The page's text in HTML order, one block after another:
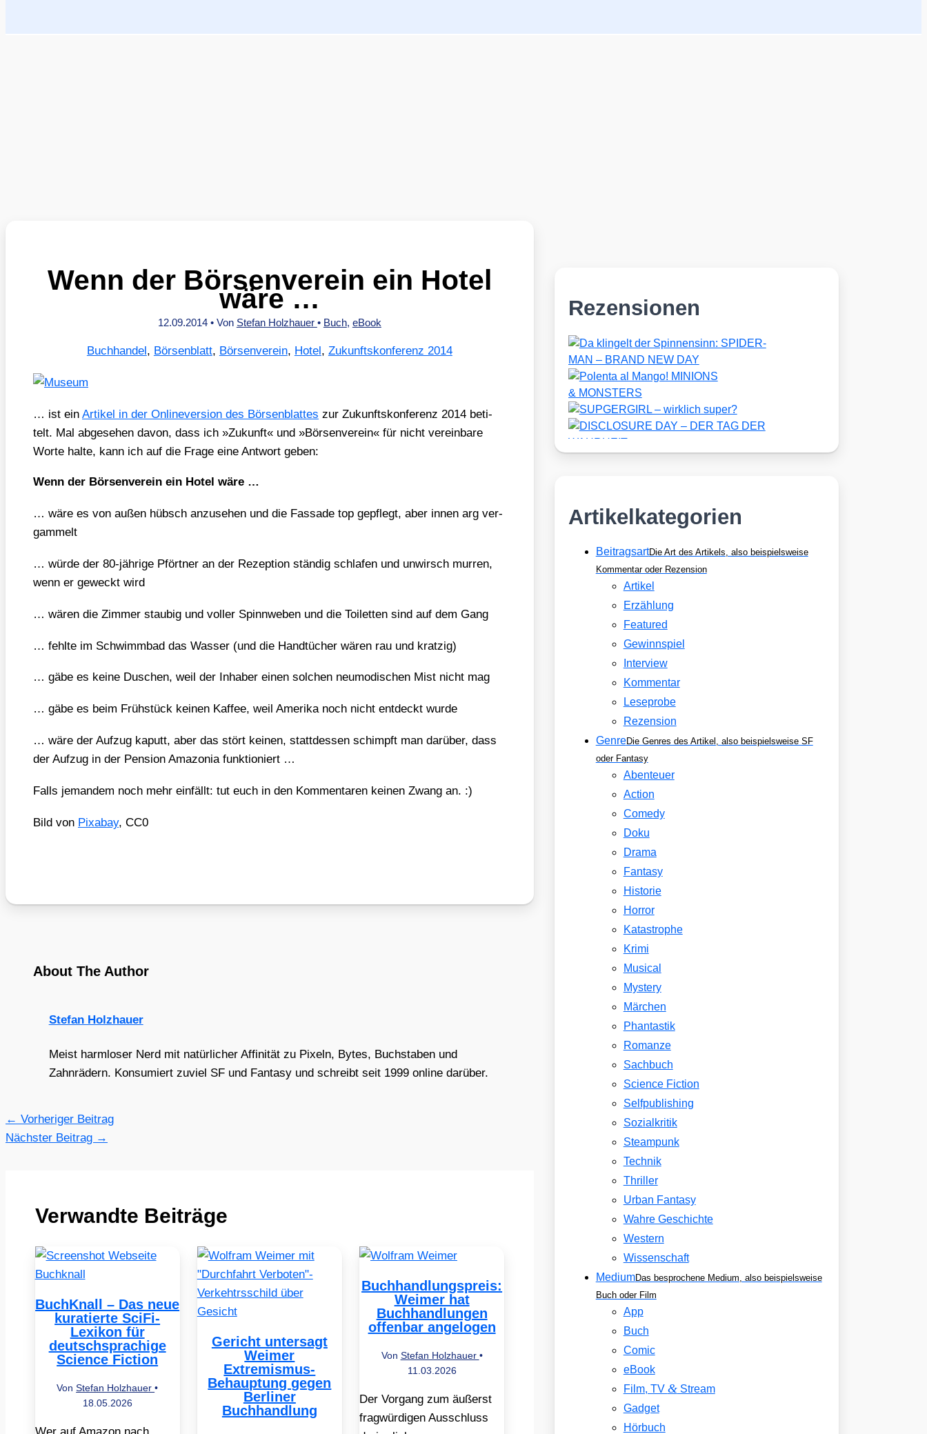
Wenn der Börsenverein ein Hotel
wäre …
12.09.2014 • Von Stefan Holzhauer • Buch, eBook
Buchhandel , Börsenblatt, Börsenverein, Hotel , Zukunftskonferenz 2014
… ist ein Arti­kel in der Onlin­ever­si­on des Bör­sen­blat­tes zur Zukunfts­kon­fe­renz 2014 beti­
telt. Mal abge­se­hen davon, dass ich »Zukunft« und »Bör­sen­ver­ein« für nicht ver­ein­ba­re
Wor­te hal­te, kann ich auf die Fra­ge eine Ant­wort geben:
Wenn der Bör­sen­ver­ein ein Hotel wäre …
… wäre es von außen hübsch anzu­se­hen und die Fas­sa­de top gepflegt, aber innen arg ver­
gam­melt
… wür­de der 80-jäh­ri­ge Pfört­ner an der Rezep­ti­on stän­dig schla­fen und unwirsch mur­ren,
wenn er geweckt wird
… wären die Zim­mer stau­big und vol­ler Spinn­we­ben und die Toi­let­ten sind auf dem Gang
… fehl­te im Schwimm­bad das Was­ser (und die Hand­tü­cher wären rau und krat­zig)
… gäbe es kei­ne Duschen, weil der Inha­ber einen sol­chen neu­mo­di­schen Mist nicht mag
… gäbe es beim Früh­stück kei­nen Kaf­fee, weil Ame­ri­ka noch nicht ent­deckt wur­de
… wäre der Auf­zug kaputt, aber das stört kei­nen, statt­des­sen schimpft man dar­über, dass
der Auf­zug in der Pen­si­on Ama­zo­nia funk­tio­niert …
Falls jeman­dem noch mehr ein­fällt: tut euch in den Kom­men­ta­ren kei­nen Zwang an. :)
Bild von Pix­a­bay, CC0
About The Author
Stefan Holzhauer
Meist harmloser Nerd mit natürlicher Affinität zu Pixeln, Bytes, Buchstaben und
Zahnrädern. Konsumiert zuviel SF und Fantasy und schreibt seit 1999 online darüber.
← Vorheriger Beitrag
Nächster Beitrag →
Verwandte Beiträge
BuchKnall – Das neue
kuratierte SciFi-
Lexikon für
deutschsprachige
Science Fiction
VonStefan Holzhauer•
18.05.2026
Gericht untersagt
Weimer
Extremismus-
Behauptung gegen
Berliner
Buchhandlung
Buchhandlungspreis:
Weimer hat
Buchhandlungen
offenbar angelogen
Von Stefan Holzhauer •
11.03.2026
Der Vorgang zum äußerst
fragwürdigen Ausschluss
Rezensionen
Artikelkategorien
BeitragsartDie Art des Artikels, also beispielsweise
Kommentar oder Rezension
Artikel
Erzählung
Featured
Gewinnspiel
Interview
Kommentar
Leseprobe
Rezension
GenreDie Genres des Artikel, also beispielsweise SF
oder Fantasy
Abenteuer
Action
Comedy
Doku
Drama
Fantasy
Historie
Horror
Katastrophe
Krimi
Musical
Mystery
Märchen
Phantastik
Romanze
Sachbuch
Science Fiction
Selfpublishing
Sozialkritik
Steampunk
Technik
Thriller
Urban Fantasy
Wahre Geschichte
Western
Wissenschaft
MediumDas besprochene Medium, also beispielsweise
Buch oder Film
App
Buch
Comic
eBook
Film, TV &Stream
Gadget
Hörbuch